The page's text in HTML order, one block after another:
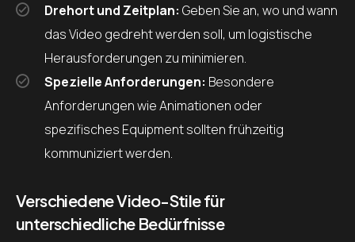
Drehort und Zeitplan: Geben Sie an, wo und wann
das Video gedreht werden soll, um logistische
Herausforderungen zu minimieren.
Spezielle Anforderungen: Besondere
Anforderungen wie Animationen oder
spezifisches Equipment sollten frühzeitig
kommuniziert werden.
Verschiedene Video-Stile für
unterschiedliche Bedürfnisse